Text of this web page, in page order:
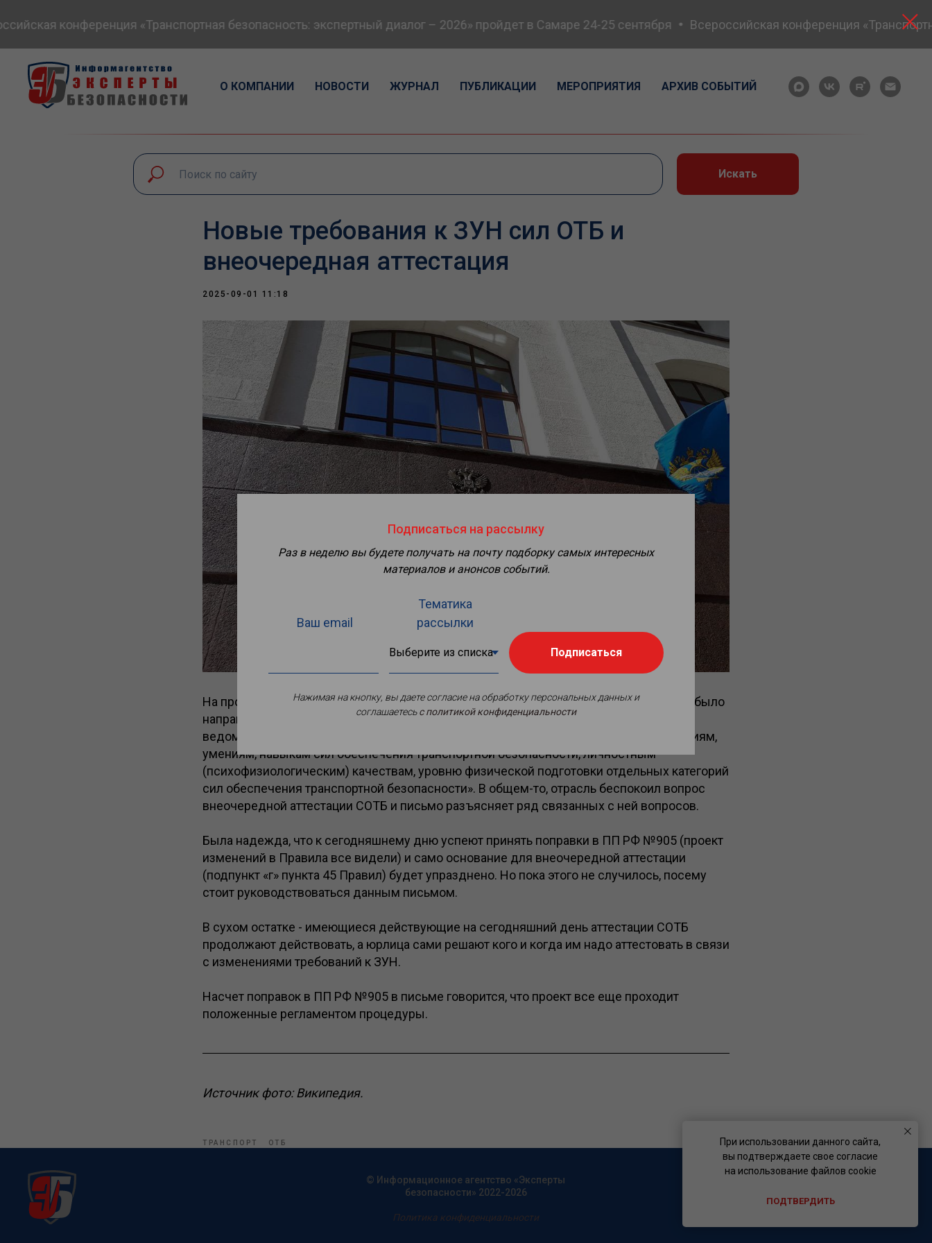
конференция «Транспортная безопасность: экспертный диалог – 2026» пройдет в Самаре 24-25 сентября Всероссийская конференция
О КОМПАНИИ НОВОСТИ ЖУРНАЛ ПУБЛИКАЦИИ МЕРОПРИЯТИЯ АРХИВ СОБЫТИЙ
При использовании данного сайта,
вы подтверждаете свое согласие
на использование файлов cookie
ПОДТВЕРДИТЬ
Искать
Новые требования к ЗУН сил ОТБ и
внеочередная аттестация
2025-09-01 11:18
На прошлой неделе в федеральные агентства и Ространснадзор Минтрасом России было
направлено
информационное письмов связи с вступлением в силу с 01.09.2025
ведомственного приказа от 04.04.2025 г. № 119 «Об установлении требований к знаниям,
умениям, навыкам сил обеспечения транспортной безопасности, личностным
(психофизиологическим) качествам, уровню физической подготовки отдельных категорий
сил обеспечения транспортной безопасности». В общем-то, отрасль беспокоил вопрос
внеочередной аттестации СОТБ и письмо разъясняет ряд связанных с ней вопросов.
Была надежда, что к сегодняшнему дню успеют принять поправки в ПП РФ №905 (проект
изменений в Правила все видели) и само основание для внеочередной аттестации
(подпункт «г» пункта 45 Правил) будет упразднено. Но пока этого не случилось, посему
стоит руководствоваться данным письмом.
В сухом остатке - имеющиеся действующие на сегодняшний день аттестации СОТБ
продолжают действовать, а юрлица сами решают кого и когда им надо аттестовать в связи
с изменениями требований к ЗУН.
Насчет поправок в ПП РФ №905 в письме говорится, что проект все еще проходит
положенные регламентом процедуры.
Источник фото: Википедия.
ТРАНСПОРТ ОТБ
Подписаться на рассылку
Раз в неделю вы будете получать на почту подборку самых интересных
материалов и анонсов событий.
Ваш email
Тематика
рассылки
Подписаться
Нажимая на кнопку, вы даете согласие на обработку персональных данных и
соглашаетесьc политикой конфиденциальности
© Информационное агентство «Эксперты
безопасности» 2022-2026
Политика конфиденциальности